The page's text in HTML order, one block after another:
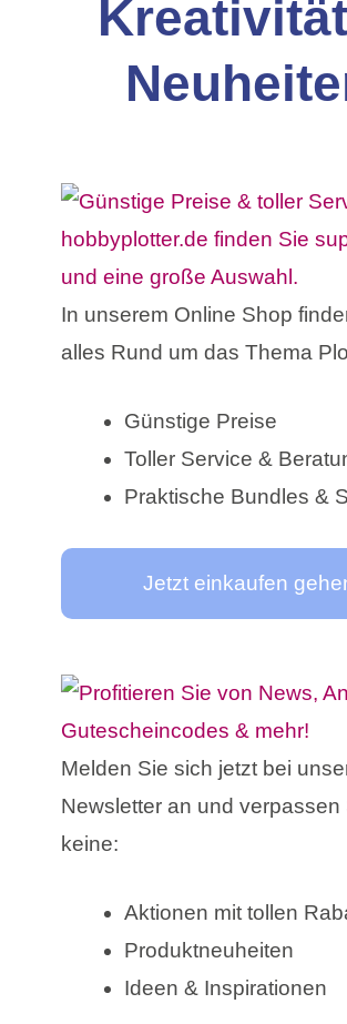
In unserem Online Shop
alles Rund um das Thema
Günstige Preise
Toller Service &
Praktische Bundles &
Jetzt einkaufen
Melden Sie sich jetzt bei
Newsletter an und verpassen
keine:
Aktionen mit tollen
Produktneuheiten
Ideen & Inspirationen